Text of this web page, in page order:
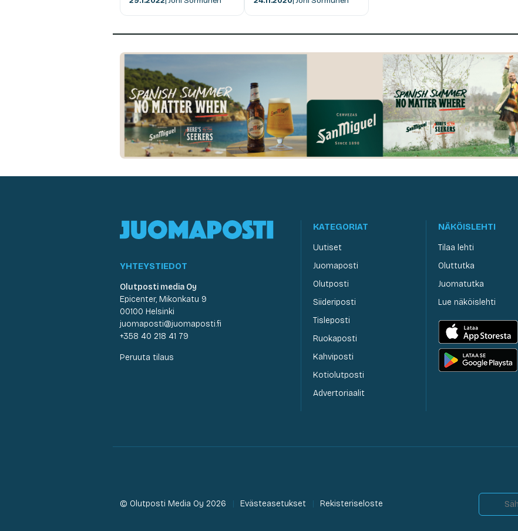
YHTEYSTIEDOT
Olutposti media Oy
Epicenter, Mikonkatu 9
00100 Helsinki
juomaposti@juomaposti.fi
+358 40 218 41 79
Peruuta tilaus
KATEGORIAT
Uutiset
Juomaposti
Olutposti
Siideriposti
Tisleposti
Ruokaposti
Kahviposti
Kotiolutposti
Advertoriaalit
NÄKÖISLEHTI
Tilaa lehti
Oluttutka
Juomatutka
Lue näköislehti
© Olutposti Media Oy 2026 Evästeasetukset Rekisteriseloste